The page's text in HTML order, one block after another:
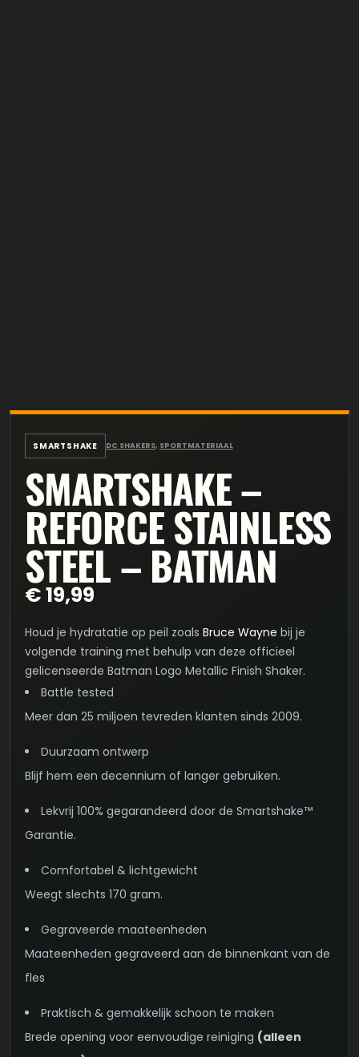
SMARTSHAKE DC SHAKERS, SPORTMATERIAAL
SMARTSHAKE –
REFORCE STAINLESS
STEEL – BATMAN
€19,99
Houd je hydratatie op peil zoals Bruce Wayne bij je
volgende training met behulp van deze officieel
gelicenseerde Batman Logo Metallic Finish Shaker.
Battle tested
Meer dan 25 miljoen tevreden klanten sinds 2009.
Duurzaam ontwerp
Blijf hem een decennium of langer gebruiken.
Lekvrij 100% gegarandeerd door de Smartshake™
Garantie.
Comfortabel & lichtgewicht
Weegt slechts 170 gram.
Gegraveerde maateenheden
Maateenheden gegraveerd aan de binnenkant van de
fles
Praktisch & gemakkelijk schoon te maken
Brede opening voor eenvoudige reiniging (alleen